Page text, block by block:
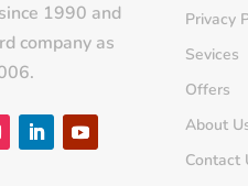
1990 and
company as
Privacy
Sevices
Offers
About
Contact